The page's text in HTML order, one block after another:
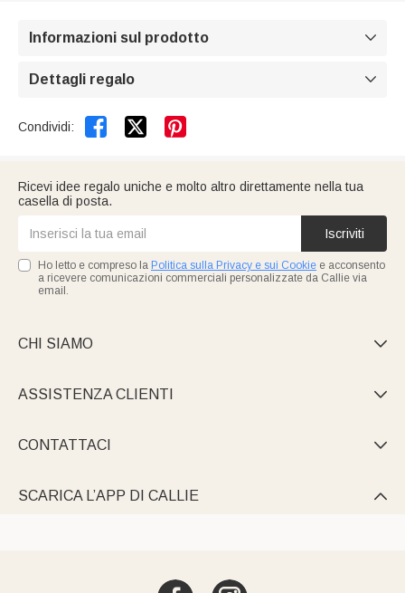
Informazioni sul prodotto 
Dettagli regalo 
Condividi:  
Ricevi idee regalo uniche e molto altro direttamente nella tua
casella di posta.
Iscriviti
Ho letto e compreso la Politica sulla Privacy e sui Cookie e acconsento
a ricevere comunicazioni commerciali personalizzate da Callie via
email.
CHI SIAMO 
ASSISTENZA CLIENTI 
CONTATTACI 
SCARICA L’APP DI CALLIE 